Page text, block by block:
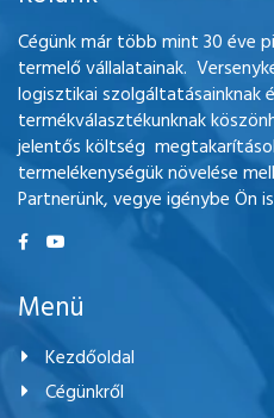
Cégünk már több mint 30 éve
termelő vállalatainak.
logisztikai szolgáltatásainknak
termékválasztékunknak
jelentős költség
termelékenységük növelése
Partnerünk, vegye igénybe Ön
Menü
Kezdőoldal
Cégünkről